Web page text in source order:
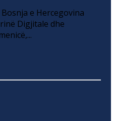
e Hercegovina
Digjitale dhe